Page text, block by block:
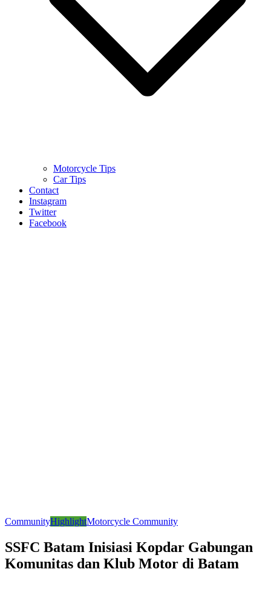
Motorcycle Tips
Car Tips
Contact
Instagram
Twitter
Facebook
CommunityHighlightMotorcycle Community
SSFC Batam Inisiasi Kopdar Gabungan
Komunitas dan Klub Motor di Batam